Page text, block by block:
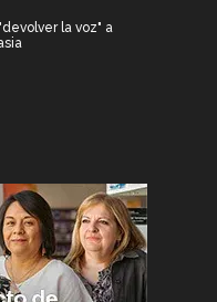
la voz" a